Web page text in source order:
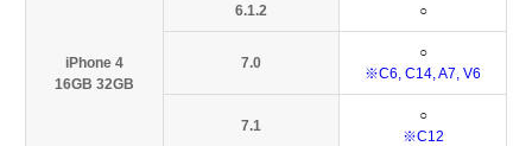
iPhone 4
16GB 32GB
6.1.2 ○
7.0
○
※C6, C14, A7, V6
7.1
○
※C12